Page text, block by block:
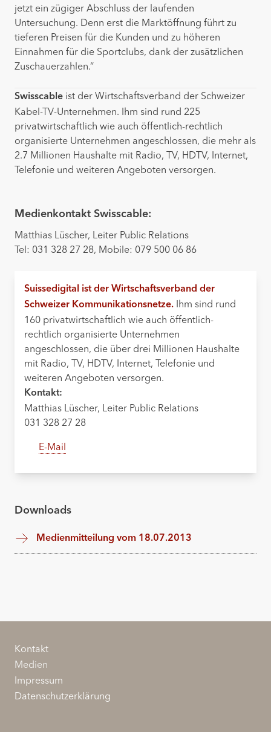
jetzt ein zügiger Abschluss der laufenden
Untersuchung. Denn erst die Marktöffnung führt zu
tieferen Preisen für die Kunden und zu höheren
Einnahmen für die Sportclubs, dank der zusätzlichen
Zuschauerzahlen.“
Swisscable ist der Wirtschaftsverband der Schweizer
Kabel-TV-Unternehmen. Ihm sind rund 225
privatwirtschaftlich wie auch öffentlich-rechtlich
organisierte Unternehmen angeschlossen, die mehr als
2.7 Millionen Haushalte mit Radio, TV, HDTV, Internet,
Telefonie und weiteren Angeboten versorgen.
Medienkontakt Swisscable:
Matthias Lüscher, Leiter Public Relations
Tel: 031 328 27 28, Mobile: 079 500 06 86
Suissedigital ist der Wirtschaftsverband der
Schweizer Kommunikationsnetze. Ihm sind rund
160 privatwirtschaftlich wie auch öffentlich-
rechtlich organisierte Unternehmen
angeschlossen, die über drei Millionen Haushalte
mit Radio, TV, HDTV, Internet, Telefonie und
weiteren Angeboten versorgen.
Kontakt:
Matthias Lüscher, Leiter Public Relations
031 328 27 28
E-Mail
Downloads
Medienmitteilung vom 18.07.2013
Kontakt
Medien
Impressum
Datenschutzerklärung